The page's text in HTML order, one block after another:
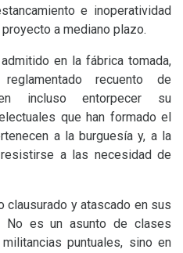
e inoperatividad
a mediano plazo.
en la fábrica tomada,
recuento de
incluso entorpecer su
que han formado el
a la burguesía y, a la
a las necesidad de
clausurado y atascado en sus
No es un asunto de clases
puntuales, sino en